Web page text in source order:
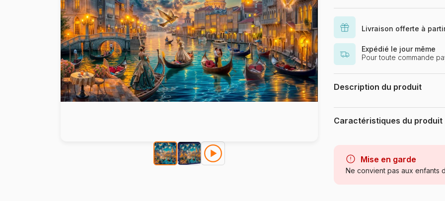
Livraison offerte à
Expédié le jour même
Pour toute commande
Description du produit
Interlitho Licensing GmbH
Caractéristiques du produit
Catégorie
Age
Mise en garde
Ne convient pas aux enfants